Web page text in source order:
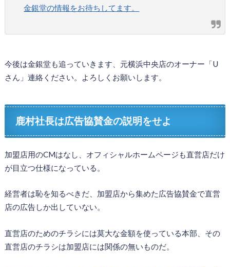
金銀堂の情報をお待ちしてます。
今後は金銀堂も追っていきます、元横浜中央店のオーナー「U
さん」連絡ください。よろしくお願いします。
鹿村社長は広告協賛金の説明をせよ
加盟店用のCMはなし、オフィシャルホームページも直営店だけ
が目立つ仕様になっている。
経営者は恥を知るべきだ、加盟店から集めた広告協賛金で直営
店の広告しか出していない。
直営店のためのチラシには莫大な金額を使っている本部、その
直営店のチラシは加盟店には関係の無いものだ。